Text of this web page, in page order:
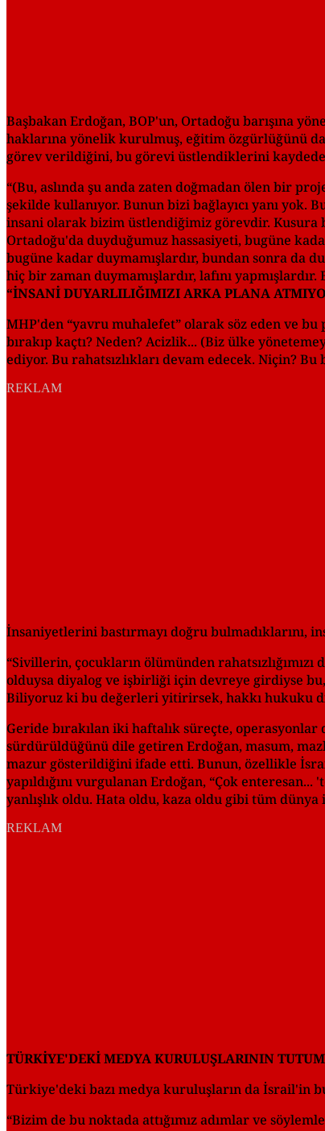
Başbakan Erdoğan, BOP'un, Ortadoğu barışına
haklarına yönelik kurulmuş, eğitim özgürlüğünü
görev verildiğini, bu görevi üstlendiklerini
“(Bu, aslında şu anda zaten doğmadan ölen bir
şekilde kullanıyor. Bunun bizi bağlayıcı yanı yok.
insani olarak bizim üstlendiğimiz görevdir. Kusura
Ortadoğu'da duyduğumuz hassasiyeti, bugüne
bugüne kadar duymamışlardır, bundan sonra da
hiç bir zaman duymamışlardır, lafını
“İNSANİ DUYARLILIĞIMIZI ARKA PLANA
MHP'den “yavru muhalefet” olarak söz eden ve
bırakıp kaçtı? Neden? Acizlik... (Biz ülke
ediyor. Bu rahatsızlıkları devam edecek. Niçin?
REKLAM
İnsaniyetlerini bastırmayı doğru bulmadıklarını,
“Sivillerin, çocukların ölümünden
olduysa diyalog ve işbirliği için devreye girdiyse
Biliyoruz ki bu değerleri yitirirsek, hakkı hukuku
Geride bırakılan iki haftalık süreçte,
sürdürüldüğünü dile getiren Erdoğan, masum,
mazur gösterildiğini ifade etti. Bunun, özellikle
yapıldığını vurgulanan Erdoğan, “Çok
yanlışlık oldu. Hata oldu, kaza oldu gibi tüm
REKLAM
TÜRKİYE'DEKİ MEDYA KURULUŞLARININ
Türkiye'deki bazı medya kuruluşların da İsrail'in
“Bizim de bu noktada attığımız adımlar ve